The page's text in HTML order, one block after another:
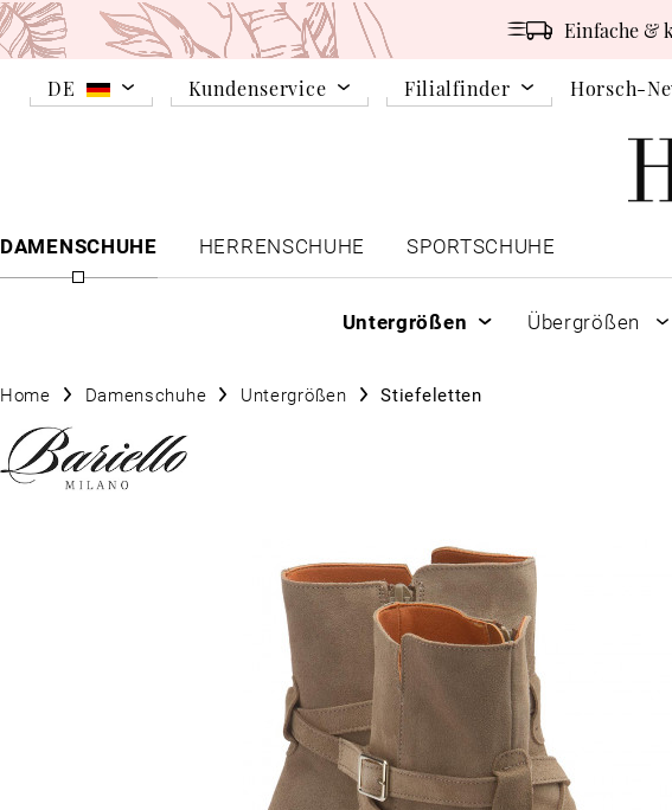
Einfache &
DE Kundenservice Filialfinder Horsch-
DAMENSCHUHE
HERRENSCHUHE SPORTSCHUHE
Untergrößen Übergrößen
Home Damenschuhe Untergrößen Stiefeletten